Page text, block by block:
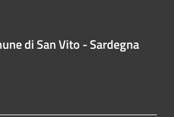
di San Vito - Sardegna